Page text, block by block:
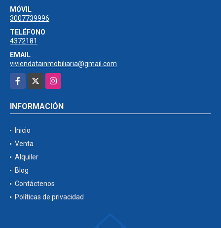
MÓVIL
3007739996
TELÉFONO
4372181
EMAIL
viviendatainmobiliaria@gmail.com
Facebook
Instagram
INFORMACIÓN
Inicio
Venta
Alquiler
Blog
Contáctenos
Políticas de privacidad